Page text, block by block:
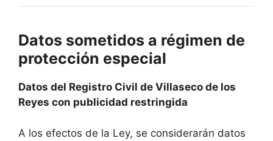
Datos sometidos a régimen de
protección especial
Datos del Registro Civil de Villaseco de los
Reyes con publicidad restringida
A los efectos de la Ley, se considerarán datos